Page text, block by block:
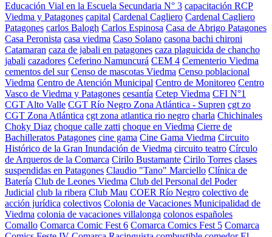
Educación Vial en la Escuela Secundaria N° 3 capacitación RCP
Viedma y Patagones capital Cardenal Cagliero Cardenal Cagliero
Patagones carlos Balogh Carlos Espinosa Casa de Abrigo Patagones
Casa Peronista casa viedma Caso Solano casona bachi chironi
Catamaran caza de jabali en patagones caza plaguicida de chancho
jabali cazadores Ceferino Namuncurá CEM 4 Cementerio Viedma
cementos del sur Censo de mascotas Viedma Censo poblacional
Viedma Centro de Atención Municipal Centro de Monitoreo Centro
Vasco de Viedma y Patagones cesantía Cetep Viedma CFI N°1
CGT Alto Valle CGT Río Negro Zona Atlántica - Supren cgt zo
CGT Zona Atlántica cgt zona atlantica rio negro charla Chichinales
Choky Diaz choque calle zatti choque en Viedma Cierre de
Bachilleratos Patagones cine gama Cine Gama Viedma Circuito
Histórico de la Gran Inundación de Viedma circuito teatro Círculo
de Arqueros de la Comarca Cirilo Bustamante Cirilo Torres clases
suspendidas en Patagones Claudio "Tano" Marciello Clínica de
Batería Club de Leones Viedma Club del Personal del Poder
Judicial club la ribera Club Mau COER Río Negro colectivo de
acción jurídica colectivos Colonia de Vacaciones Municipalidad de
Viedma colonia de vacaciones villalonga colonos españoles
Comallo Comarca Comic Fest 6 Comarca Comics Fest 5 Comarca